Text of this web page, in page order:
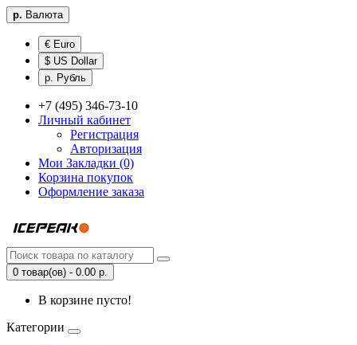
р. Валюта
€ Euro
$ US Dollar
р. Рубль
+7 (495) 346-73-10
Личный кабинет
Регистрация
Авторизация
Мои Закладки (0)
Корзина покупок
Оформление заказа
0 товар(ов) - 0.00 р.
В корзине пусто!
Категории